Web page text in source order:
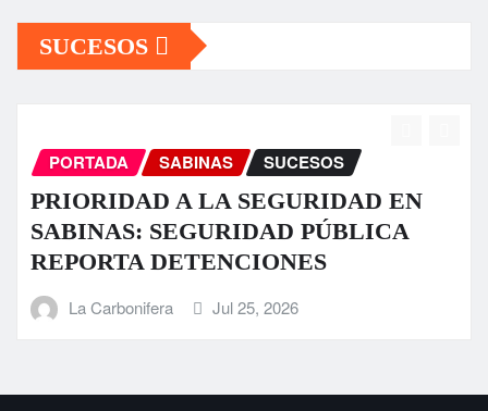
SUCESOS
EN
PORTADA SABINAS
Fuerte tromba causa daños en
sectores de Sabinas
La Carbonifera